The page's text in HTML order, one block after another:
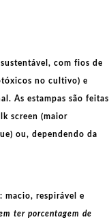
com fios de
no cultivo) e
As estampas são feitas
screen (maior
ou, dependendo da
macio, respirável e
ter porcentagem de